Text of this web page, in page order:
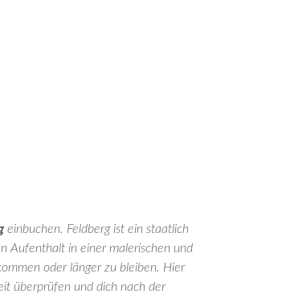
einbuchen. Feldberg ist ein staatlich
Aufenthalt in einer malerischen und
oder länger zu bleiben. Hier
überprüfen und dich nach der